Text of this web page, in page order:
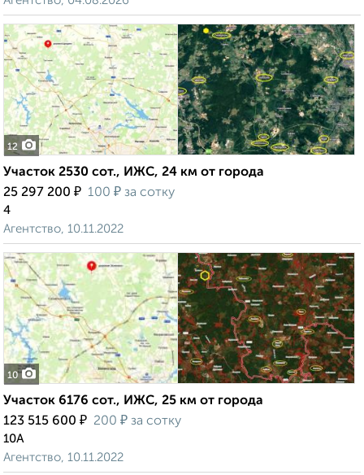
12
Участок 2530 сот., ИЖС, 24 км от города
25 297 200 ₽ 100 ₽ за сотку
4
Агентство, 10.11.2022
10
Участок 6176 сот., ИЖС, 25 км от города
123 515 600 ₽ 200 ₽ за сотку
10А
Агентство, 10.11.2022